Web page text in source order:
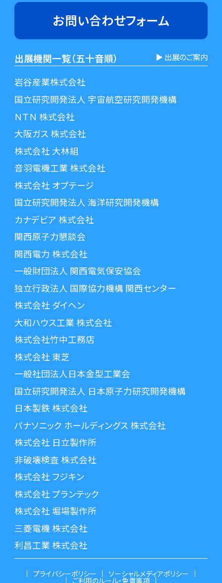
お問い合わせフォーム
出展機関一覧（五十音順） ▶︎ 出展のご案内
岩谷産業株式会社
国立研究開発法人 宇宙航空研究開発機構
ＮＴＮ 株式会社
大阪ガス 株式会社
株式会社 大林組
音羽電機工業 株式会社
株式会社 オプテージ
国立研究開発法人 海洋研究開発機構
カナデビア 株式会社
関西原子力懇談会
関西電力 株式会社
一般財団法人 関西電気保安協会
独立行政法人 国際協力機構 関西センター
株式会社 ダイヘン
大和ハウス工業 株式会社
株式会社竹中工務店
株式会社 東芝
一般社団法人日本金型工業会
国立研究開発法人 日本原子力研究開発機構
日本製鉄 株式会社
パナソニック ホールディングス 株式会社
株式会社 日立製作所
非破壊検査 株式会社
株式会社 フジキン
株式会社 プランテック
株式会社 堀場製作所
三菱電機 株式会社
利昌工業 株式会社
プライバシーポリシー ソーシャルメディアポリシー
ご利用のルール・免責事項